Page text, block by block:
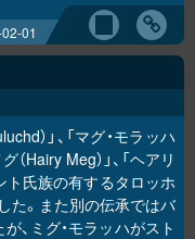
01
）」、「マグ・モラッハ
（Hairy Meg）」、「ヘアリ
ト氏族の有するタロッホ
た。また別の伝承ではバ
、ミグ・モラッハがスト